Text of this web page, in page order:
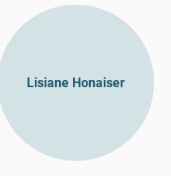
Lisiane Honaiser